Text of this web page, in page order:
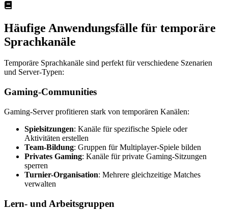
Häufige Anwendungsfälle für temporäre
Sprachkanäle
Temporäre Sprachkanäle sind perfekt für verschiedene Szenarien
und Server-Typen:
Gaming-Communities
Gaming-Server profitieren stark von temporären Kanälen:
Spielsitzungen: Kanäle für spezifische Spiele oder
Aktivitäten erstellen
Team-Bildung: Gruppen für Multiplayer-Spiele bilden
Privates Gaming: Kanäle für private Gaming-Sitzungen
sperren
Turnier-Organisation: Mehrere gleichzeitige Matches
verwalten
Lern- und Arbeitsgruppen